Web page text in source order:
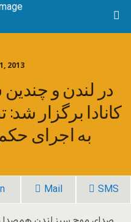
2013
در لندن و چندین
کانادا برگزار
به اجرای
Mail SMS